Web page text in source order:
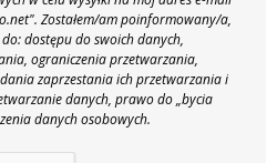
Zostałem/am poinformowany/a,
dostępu do swoich danych,
ograniczenia przetwarzania,
zaprzestania ich przetwarzania i
danych, prawo do „bycia
danych osobowych.